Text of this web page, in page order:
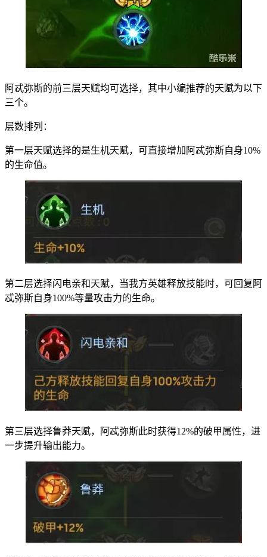
阿忒弥斯的前三层天赋均可选择，其中小编推荐的天赋为以下
三个。
层数排列：
第一层天赋选择的是生机天赋，可直接增加阿忒弥斯自身10%
的生命值。
第二层选择闪电亲和天赋，当我方英雄释放技能时，可回复阿
忒弥斯自身100%等量攻击力的生命。
第三层选择鲁莽天赋，阿忒弥斯此时获得12%的破甲属性，进
一步提升输出能力。